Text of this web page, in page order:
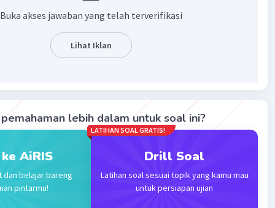
θ = 50 cos 53° = 30 N
berbunyi: "Percepatan yang dihasilkan oleh
yang bekerja pada suatu benda sebanding dengan
dan berbanding terbalik dengan massa bendanya",
dirumuskan dengan
Buka akses jawaban yang telah terverifikasi
Lihat Iklan
lebih dalam untuk soal ini?
AiRIS
dan belajar bareng
pintarmu!
LATIHAN SOAL GRATIS!
Drill Soal
Latihan soal sesuai topik yang kamu mau
untuk persiapan ujian